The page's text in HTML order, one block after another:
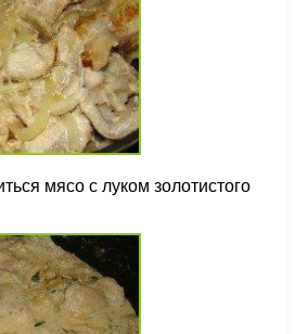
мясо с луком золотистого